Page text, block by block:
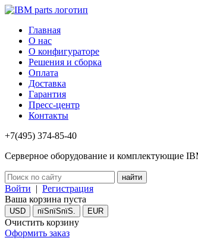
Главная
О нас
О конфигураторе
Решения и сборка
Оплата
Доставка
Гарантия
Пресс-центр
Контакты
+7(495) 374-85-40
Серверное оборудование и комплектующие
Войти | Регистрация
Ваша корзина пуста
USD пїЅпїЅпїЅ. EUR
Очистить корзину
Оформить заказ